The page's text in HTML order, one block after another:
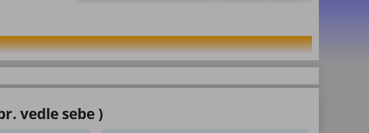
vedle sebe )